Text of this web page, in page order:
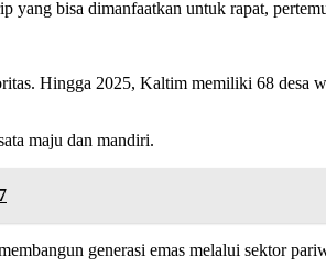
bisa dimanfaatkan untuk rapat,
Hingga 2025, Kaltim memiliki 68 desa
maju dan mandiri.
generasi emas melalui sektor